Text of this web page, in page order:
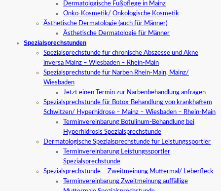
Dermatologische Fußpflege in Mainz
Onko-Kosmetik/ Onkologische Kosmetik
Ästhetische Dermatologie (auch für Männer)
Ästhetische Dermatologie für Männer
Spezialsprechstunden
Spezialsprechstunde für chronische Abszesse und Akne
inversa Mainz – Wiesbaden – Rhein-Main
Spezialsprechstunde für Narben Rhein-Main, Mainz/
Wiesbaden
Jetzt einen Termin zur Narbenbehandlung anfragen
Spezialsprechstunde für Botox-Behandlung von krankhaftem
Schwitzen/ Hyperhidrose – Mainz – Wiesbaden – Rhein-Main
Terminvereinbarung Botulinum-Behandlung bei
Hyperhidrosis Spezialsprechstunde
Dermatologische Spezialsprechstunde für Leistungssportler
Terminvereinbarung Leistungssportler
Spezialsprechstunde
Spezialsprechstunde – Zweitmeinung Muttermal/ Leberfleck
Terminvereinbarung Zweitmeinung auffällige